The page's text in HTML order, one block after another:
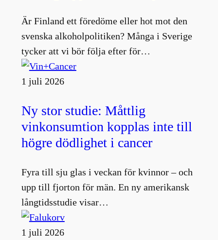
Är Finland ett föredöme eller hot mot den
svenska alkoholpolitiken? Många i Sverige
tycker att vi bör följa efter för…
1 juli 2026
Ny stor studie: Måttlig
vinkonsumtion kopplas inte till
högre dödlighet i cancer
Fyra till sju glas i veckan för kvinnor – och
upp till fjorton för män. En ny amerikansk
långtidsstudie visar…
1 juli 2026